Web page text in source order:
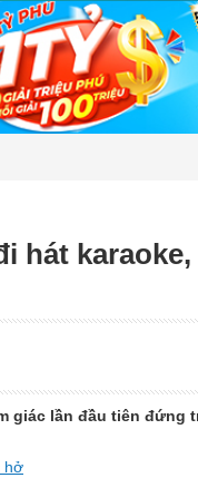
hát
lần đầu tiên đứng
hở